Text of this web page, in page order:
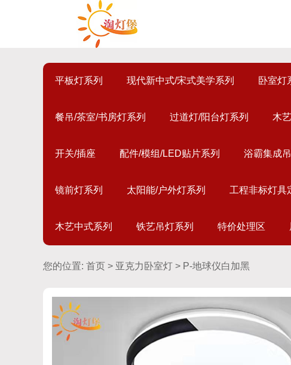
平板灯系列 现代新中式/宋式美学系列 卧室灯
餐吊/茶室/书房灯系列 过道灯/阳台灯系列 木
开关/插座 配件/模组/LED贴片系列 浴霸集成
镜前灯系列 太阳能/户外灯系列 工程非标灯具
木艺中式系列 铁艺吊灯系列 特价处理区
您的位置: 首页 > 亚克力卧室灯 > P-地球仪白加黑